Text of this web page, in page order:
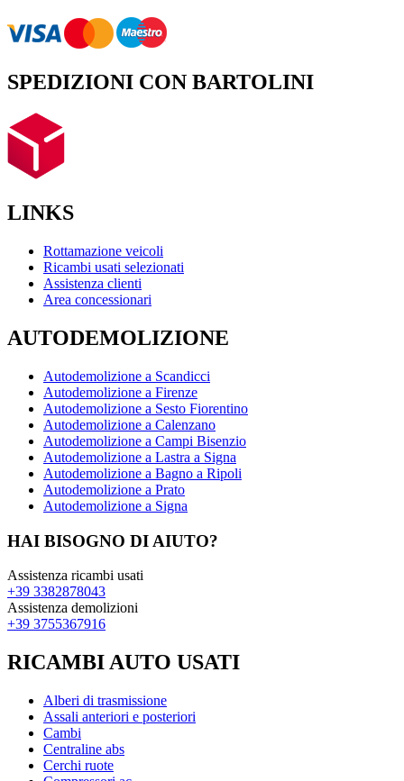
SPEDIZIONI CON BARTOLINI
LINKS
Rottamazione veicoli
Ricambi usati selezionati
Assistenza clienti
Area concessionari
AUTODEMOLIZIONE
Autodemolizione a Scandicci
Autodemolizione a Firenze
Autodemolizione a Sesto Fiorentino
Autodemolizione a Calenzano
Autodemolizione a Campi Bisenzio
Autodemolizione a Lastra a Signa
Autodemolizione a Bagno a Ripoli
Autodemolizione a Prato
Autodemolizione a Signa
HAI BISOGNO DI AIUTO?
Assistenza ricambi usati
+39 3382878043
Assistenza demolizioni
+39 3755367916
RICAMBI AUTO USATI
Alberi di trasmissione
Assali anteriori e posteriori
Cambi
Centraline abs
Cerchi ruote